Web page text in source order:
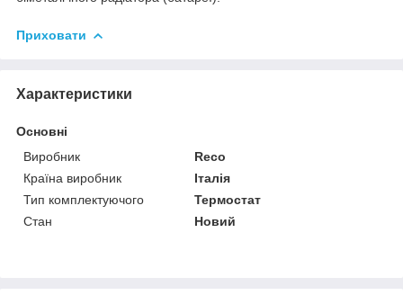
Приховати
Характеристики
Основні
Виробник
Reco
Країна виробник
Італія
Тип комплектуючого
Термостат
Стан
Новий